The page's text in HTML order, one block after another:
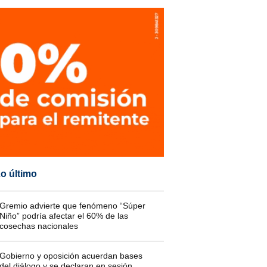
último
advierte que fenómeno “Súper
podría afectar el 60% de las
nacionales
y oposición acuerdan bases